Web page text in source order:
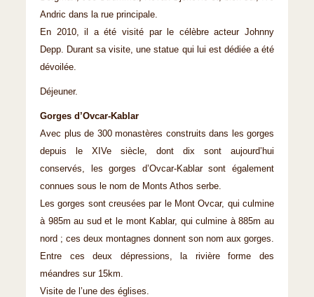
Andric dans la rue principale.
En 2010, il a été visité par le célèbre acteur Johnny
Depp. Durant sa visite, une statue qui lui est dédiée a été
dévoilée.
Déjeuner.
Gorges d’Ovcar-Kablar
Avec plus de 300 monastères construits dans les gorges
depuis le XIVe siècle, dont dix sont aujourd’hui
conservés, les gorges d’Ovcar-Kablar sont également
connues sous le nom de Monts Athos serbe.
Les gorges sont creusées par le Mont Ovcar, qui culmine
à 985m au sud et le mont Kablar, qui culmine à 885m au
nord ; ces deux montagnes donnent son nom aux gorges.
Entre ces deux dépressions, la rivière forme des
méandres sur 15km.
Visite de l’une des églises.